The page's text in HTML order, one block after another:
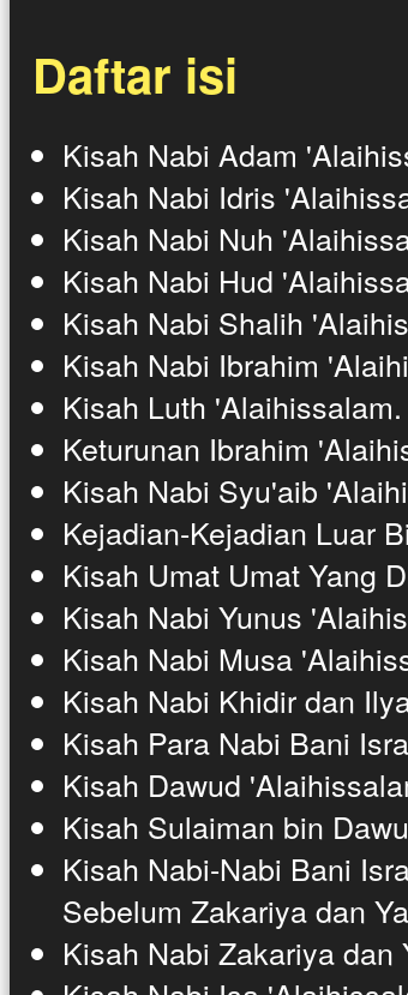
Daftar isi
Kisah Nabi Adam
Kisah Nabi Idris
Kisah Nabi Nuh
Kisah Nabi Hud
Kisah Nabi Shalih
Kisah Nabi Ibrahim
Kisah Luth 'Alaihissalam.
Keturunan Ibrahim
Kisah Nabi Syu'aib
Kejadian-Kejadian Luar
Kisah Umat Umat Yang
Kisah Nabi Yunus
Kisah Nabi Musa
Kisah Nabi Khidir dan
Kisah Para Nabi Bani
Kisah Dawud
Kisah Sulaiman bin
Kisah Nabi-Nabi Bani
Sebelum Zakariya dan
Kisah Nabi Zakariya